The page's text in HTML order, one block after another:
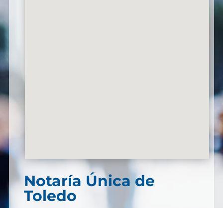
Notaría Única de
Toledo